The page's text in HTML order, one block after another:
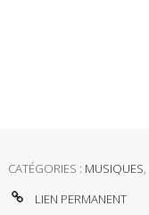
CATÉGORIES : MUSIQUES,
LIEN PERMANENT